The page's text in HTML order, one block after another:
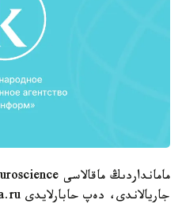
جاريالاندى، دەپ حابارلايدى lenta.ru باسىلىمى.